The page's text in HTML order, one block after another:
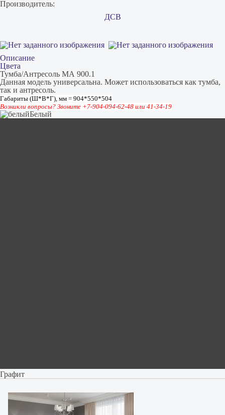
Производитель:
ДСВ
Описание
Цвета
Тумба/Антресоль МА 900.1
Данная модель универсальна. Может использоваться как тумба,
так и антресоль.
Габариты (Ш*В*Г), мм = 904*550*504
Возникли вопросы? Звоните +7-904-094-62-48 или 41-34-19
Белый
Графит